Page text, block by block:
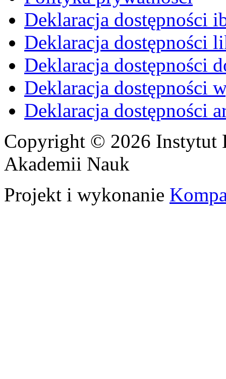
Deklaracja dostępności
Deklaracja dostępności
Deklaracja dostępności
Deklaracja dostępności
Deklaracja dostępności
Copyright © 2026 Instytut
Akademii Nauk
Projekt i wykonanie